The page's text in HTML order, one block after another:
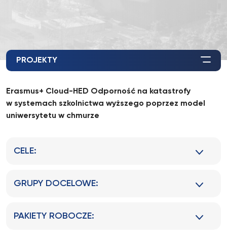
PROJEKTY
Erasmus+ Cloud-HED Odporność na katastrofy
w systemach szkolnictwa wyższego poprzez model
uniwersytetu w chmurze
CELE:
GRUPY DOCELOWE:
PAKIETY ROBOCZE: